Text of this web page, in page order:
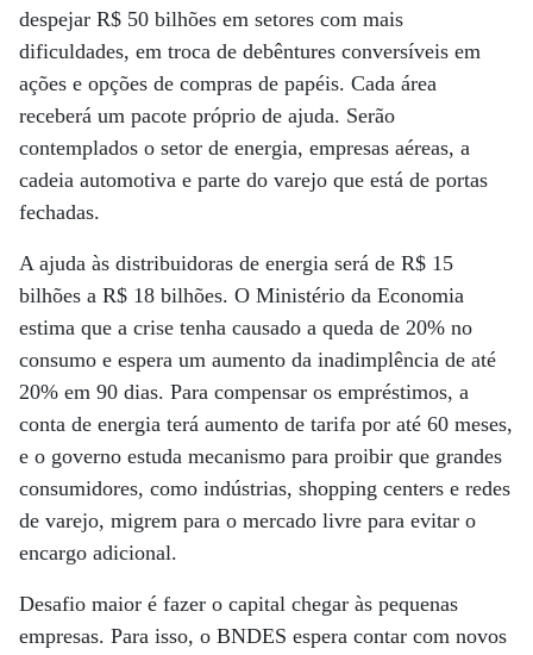
despejar R$ 50 bilhões em setores com mais
dificuldades, em troca de debêntures conversíveis em
ações e opções de compras de papéis. Cada área
receberá um pacote próprio de ajuda. Serão
contemplados o setor de energia, empresas aéreas, a
cadeia automotiva e parte do varejo que está de portas
fechadas.
A ajuda às distribuidoras de energia será de R$ 15
bilhões a R$ 18 bilhões. O Ministério da Economia
estima que a crise tenha causado a queda de 20% no
consumo e espera um aumento da inadimplência de até
20% em 90 dias. Para compensar os empréstimos, a
conta de energia terá aumento de tarifa por até 60 meses,
e o governo estuda mecanismo para proibir que grandes
consumidores, como indústrias, shopping centers e redes
de varejo, migrem para o mercado livre para evitar o
encargo adicional.
Desafio maior é fazer o capital chegar às pequenas
empresas. Para isso, o BNDES espera contar com novos